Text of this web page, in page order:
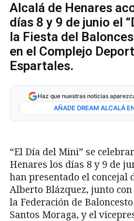
Alcalá de Henares
días 8 y 9 de junio el
la Fiesta del
en el Complejo
Espartales.
Haz que nuestras noticias
AÑADE DREAM ALCALÁ
“El Día del Mini” se
Henares los días 8 y 9 de
han presentado el concejal
Alberto Blázquez, junto
la Federación de
Santos Moraga, y el